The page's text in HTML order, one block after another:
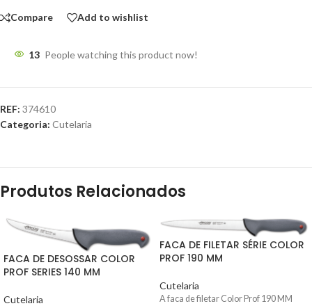
Compare Add to wishlist
13 People watching this product now!
REF: 374610
Categoria: Cutelaria
Produtos Relacionados
FACA DE DESOSSAR COLOR
PROF SERIES 140 MM
Cutelaria
FACA DE FILETAR SÉRIE COLOR
PROF 190 MM
Cutelaria
A faca de filetar Color Prof 190 MM